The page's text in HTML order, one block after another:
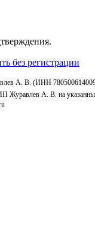
без регистрации
А. В. (ИНН 780500614009)
Журавлев А. В. на